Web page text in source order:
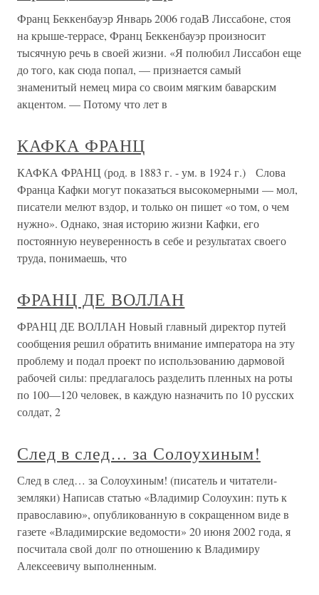
Франц Беккенбауэр Январь 2006 годаВ Лиссабоне, стоя
на крыше-террасе, Франц Беккенбауэр произносит
тысячную речь в своей жизни. «Я полюбил Лиссабон еще
до того, как сюда попал, — признается самый
знаменитый немец мира со своим мягким баварским
акцентом. — Потому что лет в
КАФКА ФРАНЦ
КАФКА ФРАНЦ (род. в 1883 г. - ум. в 1924 г.) Слова
Франца Кафки могут показаться высокомерными — мол,
писатели мелют вздор, и только он пишет «о том, о чем
нужно». Однако, зная историю жизни Кафки, его
постоянную неуверенность в себе и результатах своего
труда, понимаешь, что
ФРАНЦ ДЕ ВОЛЛАН
ФРАНЦ ДЕ ВОЛЛАН Новый главный директор путей
сообщения решил обратить внимание императора на эту
проблему и подал проект по использованию дармовой
рабочей силы: предлагалось разделить пленных на роты
по 100—120 человек, в каждую назначить по 10 русских
солдат, 2
След в след… за Солоухиным!
След в след… за Солоухиным! (писатель и читатели-
земляки) Написав статью «Владимир Солоухин: путь к
православию», опубликованную в сокращенном виде в
газете «Владимирские ведомости» 20 июня 2002 года, я
посчитала свой долг по отношению к Владимиру
Алексеевичу выполненным.